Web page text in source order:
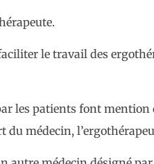
le travail des
les patients font mention
médecin,